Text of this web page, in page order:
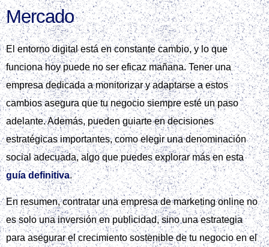
Mercado
El entorno digital está en constante cambio, y lo que
funciona hoy puede no ser eficaz mañana. Tener una
empresa dedicada a monitorizar y adaptarse a estos
cambios asegura que tu negocio siempre esté un paso
adelante. Además, pueden guiarte en decisiones
estratégicas importantes, como elegir una denominación
social adecuada, algo que puedes explorar más en esta
guía definitiva.
En resumen, contratar una empresa de marketing online no
es solo una inversión en publicidad, sino una estrategia
para asegurar el crecimiento sostenible de tu negocio en el